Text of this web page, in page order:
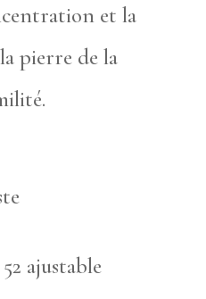
et la
pierre de la
ajustable